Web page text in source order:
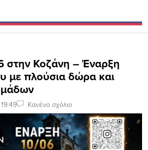
στην Κοζάνη – Έναρξη
με πλούσια δώρα και
19:49 Κανένα σχόλιο